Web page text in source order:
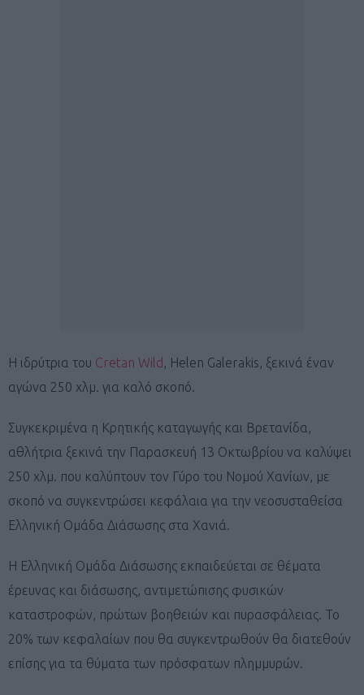
Η ιδρύτρια του Cretan Wild , Helen Galerakis, ξεκινά έναν
αγώνα 250 χλμ. για καλό σκοπό.
Συγκεκριμένα η Κρητικής καταγωγής και Βρετανίδα,
αθλήτρια ξεκινά την Παρασκευή 13 Οκτωβρίου να καλύψει
250 χλμ. που καλύπτουν τον Γύρο του Νομού Χανίων, με
σκοπό να συγκεντρώσει κεφάλαια για την νεοσυσταθείσα
Ελληνική Ομάδα Διάσωσης στα Χανιά.
Η Ελληνική Ομάδα Διάσωσης εκπαιδεύεται σε θέματα
έρευνας και διάσωσης, αντιμετώπισης φυσικών
καταστροφών, πρώτων βοηθειών και πυρασφάλειας. Το
20% των κεφαλαίων που θα συγκεντρωθούν θα διατεθούν
επίσης για τα θύματα των πρόσφατων πλημμυρών.